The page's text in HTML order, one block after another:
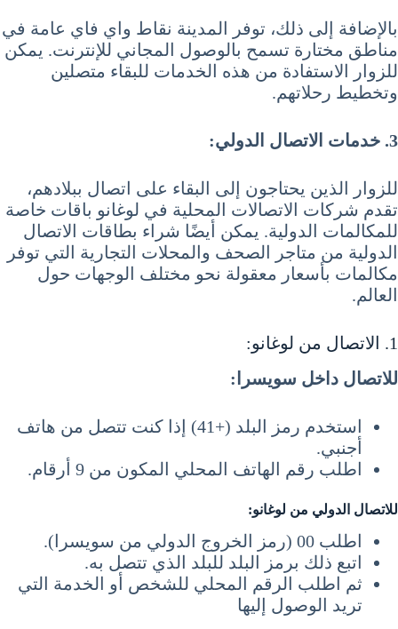
بالإضافة إلى ذلك، توفر المدينة نقاط واي فاي عامة في
مناطق مختارة تسمح بالوصول المجاني للإنترنت. يمكن
للزوار الاستفادة من هذه الخدمات للبقاء متصلين
وتخطيط رحلاتهم.
3. خدمات الاتصال الدولي:
للزوار الذين يحتاجون إلى البقاء على اتصال ببلادهم،
تقدم شركات الاتصالات المحلية في لوغانو باقات خاصة
للمكالمات الدولية. يمكن أيضًا شراء بطاقات الاتصال
الدولية من متاجر الصحف والمحلات التجارية التي توفر
مكالمات بأسعار معقولة نحو مختلف الوجهات حول
العالم.
1. الاتصال من لوغانو:
للاتصال داخل سويسرا:
استخدم رمز البلد (+41) إذا كنت تتصل من هاتف
أجنبي.
اطلب رقم الهاتف المحلي المكون من 9 أرقام.
للاتصال الدولي من لوغانو:
اطلب 00 (رمز الخروج الدولي من سويسرا).
اتبع ذلك برمز البلد للبلد الذي تتصل به.
ثم اطلب الرقم المحلي للشخص أو الخدمة التي
تريد الوصول إليها